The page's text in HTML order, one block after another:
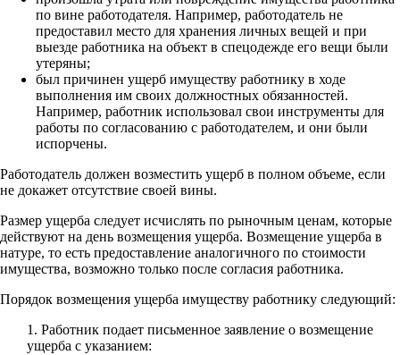
по вине работодателя. Например, работодатель не
предоставил место для хранения личных вещей и при
выезде работника на объект в спецодежде его вещи были
утеряны;
был причинен ущерб имуществу работнику в ходе
выполнения им своих должностных обязанностей.
Например, работник использовал свои инструменты для
работы по согласованию с работодателем, и они были
испорчены.
Работодатель должен возместить ущерб в полном объеме, если
не докажет отсутствие своей вины.
Размер ущерба следует исчислять по рыночным ценам, которые
действуют на день возмещения ущерба. Возмещение ущерба в
натуре, то есть предоставление аналогичного по стоимости
имущества, возможно только после согласия работника.
Порядок возмещения ущерба имуществу работнику следующий:
1. Работник подает письменное заявление о возмещение
ущерба с указанием: